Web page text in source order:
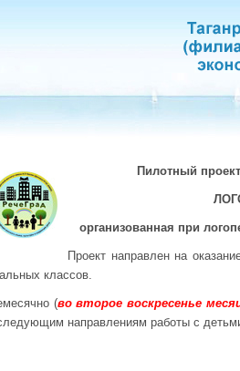
Пилотный
организованная при
Проект направлен на
классов.
(во второе воскресенье
направлениям работы с